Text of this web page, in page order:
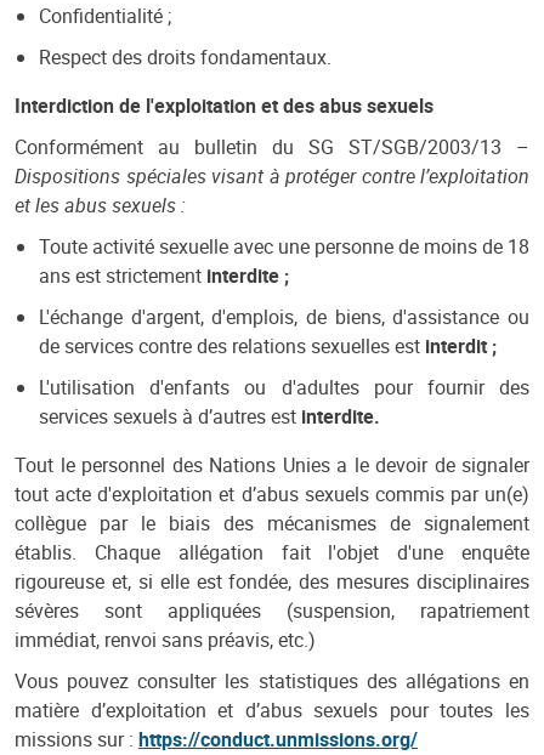
Confidentialité ;
Respect des droits fondamentaux.
Interdiction de l'exploitation et des abus sexuels
Conformément au bulletin du SG ST/SGB/2003/13 –
Dispositions spéciales visant à protéger contre l’exploitation
et les abus sexuels :
Toute activité sexuelle avec une personne de moins de 18
ans est strictement interdite ;
L'échange d'argent, d'emplois, de biens, d'assistance ou
de services contre des relations sexuelles est interdit ;
L'utilisation d'enfants ou d'adultes pour fournir des
services sexuels à d’autres est interdite.
Tout le personnel des Nations Unies a le devoir de signaler
tout acte d'exploitation et d’abus sexuels commis par un(e)
collègue par le biais des mécanismes de signalement
établis. Chaque allégation fait l'objet d'une enquête
rigoureuse et, si elle est fondée, des mesures disciplinaires
sévères sont appliquées (suspension, rapatriement
immédiat, renvoi sans préavis, etc.)
Vous pouvez consulter les statistiques des allégations en
matière d’exploitation et d’abus sexuels pour toutes les
missions sur : https://conduct.unmissions.org/